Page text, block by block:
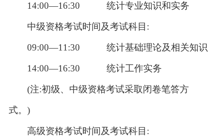
14:00—16:30 统计专业知识和实务
中级资格考试时间及考试科目:
09:00—11:30 统计基础理论及相关知识
14:00—16:30 统计工作实务
(注:初级、中级资格考试采取闭卷笔答方
式。)
高级资格考试时间及考试科目: